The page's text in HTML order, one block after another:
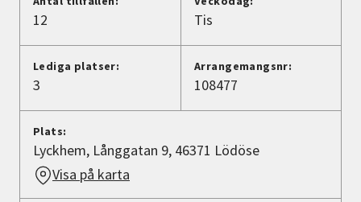
Lyssna
12 Tis
Lediga platser:
3
Arrangemangsnr:
108477
Plats:
Lyckhem, Långgatan 9, 46371 Lödöse
Visa på karta